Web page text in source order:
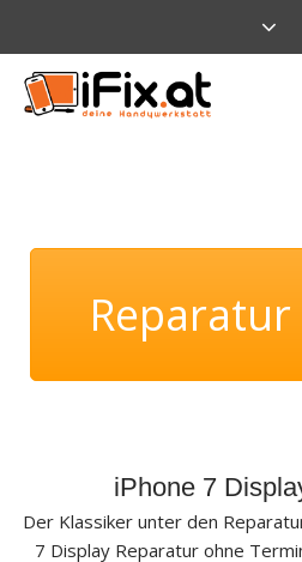
iPhone 7
Der Klassiker unter den
7 Display Reparatur ohne